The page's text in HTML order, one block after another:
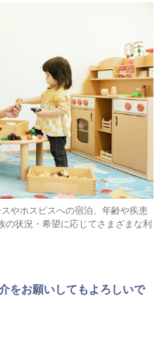
やホスピスへの宿泊、年齢や疾患
状況・希望に応じてさまざまな利
お願いしてもよろしいで